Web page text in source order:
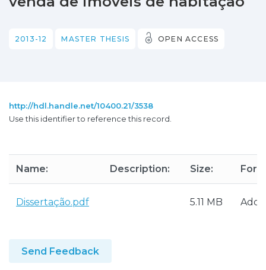
2013-12 MASTER THESIS OPEN ACCESS
http://hdl.handle.net/10400.21/3538
Use this identifier to reference this record.
Name: Description: Size:
Dissertação.pdf 5.11 MB
Send Feedback